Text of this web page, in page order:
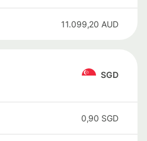
11.099,20 AUD
SGD
0,90 SGD